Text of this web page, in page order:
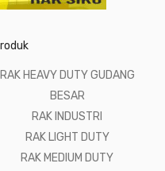
RAK HEAVY DUTY GUDANG
BESAR
RAK INDUSTRI
RAK LIGHT DUTY
RAK MEDIUM DUTY